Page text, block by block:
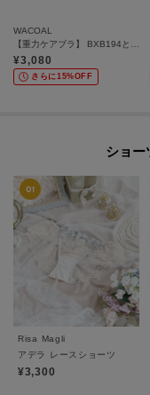
WACOAL
¥3,080
さらに15%OFF
ショー
Risa Magli
アデラ レースショーツ
¥3,300